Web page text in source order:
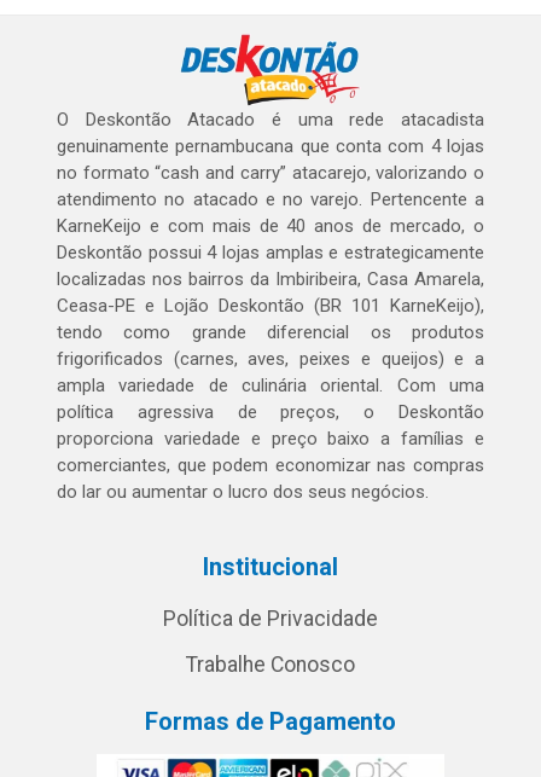
O Deskontão Atacado é uma rede atacadista
genuinamente pernambucana que conta com 4 lojas
no formato “cash and carry” atacarejo, valorizando o
atendimento no atacado e no varejo. Pertencente a
KarneKeijo e com mais de 40 anos de mercado, o
Deskontão possui 4 lojas amplas e estrategicamente
localizadas nos bairros da Imbiribeira, Casa Amarela,
Ceasa-PE e Lojão Deskontão (BR 101 KarneKeijo),
tendo como grande diferencial os produtos
frigorificados (carnes, aves, peixes e queijos) e a
ampla variedade de culinária oriental. Com uma
política agressiva de preços, o Deskontão
proporciona variedade e preço baixo a famílias e
comerciantes, que podem economizar nas compras
do lar ou aumentar o lucro dos seus negócios.
Institucional
Política de Privacidade
Trabalhe Conosco
Formas de Pagamento